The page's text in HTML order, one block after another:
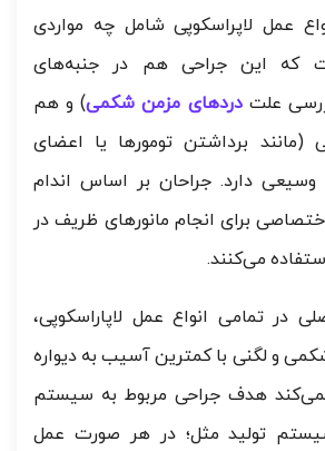
عمل لاپراسکوپی شامل چه مواردی
که این جراحی هم در جنبه‌های
علتدردهای مزمن شکمی) و هم
(مانند برداشتن تومورها یا اعضای
وسیعی دارد. جراحان بر اساس اندام
اختصاصی برای انجام مانورهای ظریف در
می‌کنند.
در تمامی انواع عمل لاپاراسکوپی،
و لگنی با کمترین آسیب به دیواره
هدف جراحی مربوط به سیستم
تولید مثل؛ در هر صورت عمل